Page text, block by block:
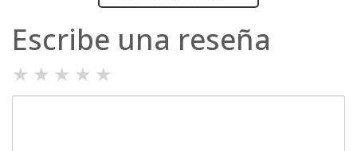
Escribe una reseña
★ ★ ★ ★ ★